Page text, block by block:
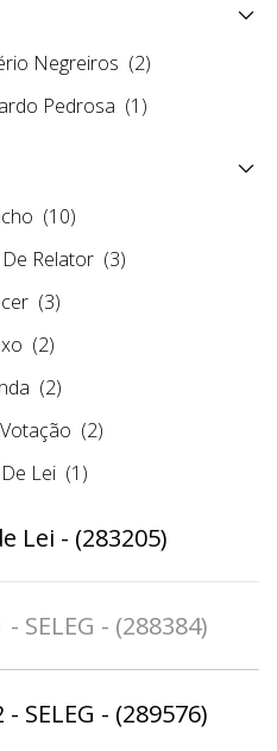
Negreiros (2)
Pedrosa (1)
(10)
Relator (3)
(3)
(2)
(2)
(2)
Lei (1)
Lei - (283205)
SELEG - (288384)
SELEG - (289576)